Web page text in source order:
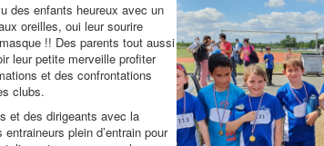
des enfants heureux avec un
oreilles, oui leur sourire
!! Des parents tout aussi
leur petite merveille profiter
et des confrontations
clubs.
et des dirigeants avec la
plein d’entrain pour